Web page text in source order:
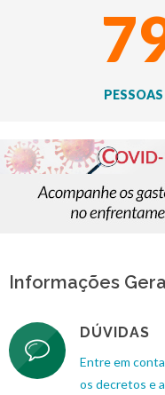
Informações
DÚVIDAS
Entre em
os decretos e